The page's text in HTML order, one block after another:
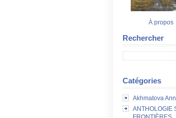
À propos
Rechercher
Catégories
Akhmatova
ANTHOLOGIE